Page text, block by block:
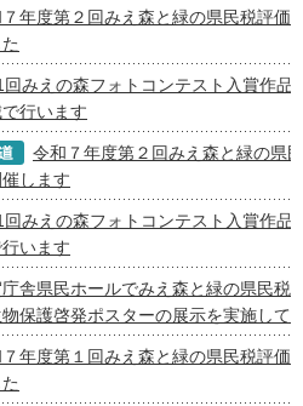
年度第２回みえ森と緑の県民税評価
回みえの森フォトコンテスト入賞作品
行います
令和７年度第２回みえ森と緑の県
します
回みえの森フォトコンテスト入賞作品
行います
舎県民ホールでみえ森と緑の県民税
保護啓発ポスターの展示を実施して
年度第１回みえ森と緑の県民税評価